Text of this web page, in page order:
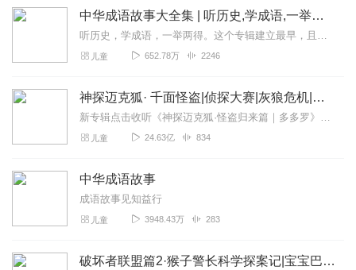
中华成语故事大全集 | 听历史,学成语,一举两得
听历史，学成语，一举两得。这个专辑建立最早，且最初为手机录制，水平低，音量小，录得不好。换了设备之后，又把前七百条音频一条一条重新录制替换了一遍。有不少听众朋友...
儿童 652.78万 2246
神探迈克狐· 千面怪盗|侦探大赛|灰狼危机|多多罗
新专辑点击收听《神探迈克狐·怪盗归来篇｜多多罗》！！！>>>点击进入主播橱窗购买《神探迈克狐》系列图书吧!<<<多多罗故事【点击前往】收听多多罗其他好玩有趣的故...
儿童 24.63亿 834
中华成语故事
成语故事见知益行
儿童 3948.43万 283
破坏者联盟篇2·猴子警长科学探案记|宝宝巴士故事